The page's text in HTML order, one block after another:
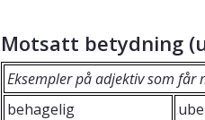
Motsatt betydning
Eksempler på adjektiv som får
behagelig